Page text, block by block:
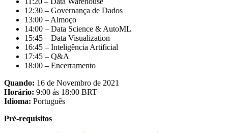
12:30 – Governança de Dados
13:00 – Almoço
14:00 – Data Science & AutoML
15:45 – Data Visualization
16:45 – Inteligência Artificial
17:45 – Q&A
18:00 – Encerramento
Quando: 16 de Novembro de 2021
Horário: 9:00 ás 18:00 BRT
Idioma: Português
Pré-requisitos